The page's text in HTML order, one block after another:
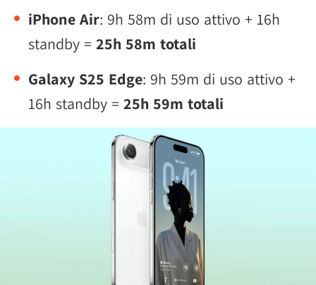
iPhone Air: 9h 58m di uso attivo + 16h
standby = 25h 58m totali
Galaxy S25 Edge: 9h 59m di uso attivo +
16h standby = 25h 59m totali